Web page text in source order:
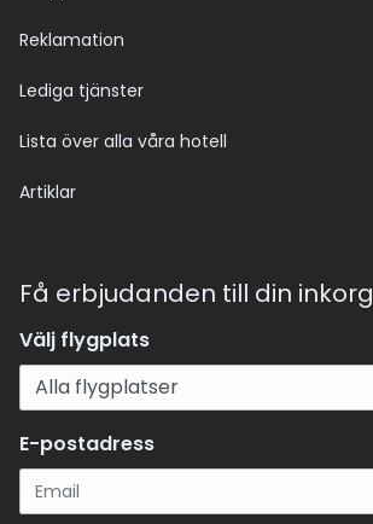
Reklamation
Lediga tjänster
Lista över alla våra hotell
Artiklar
Få erbjudanden till din inkorg
Välj flygplats
E-postadress